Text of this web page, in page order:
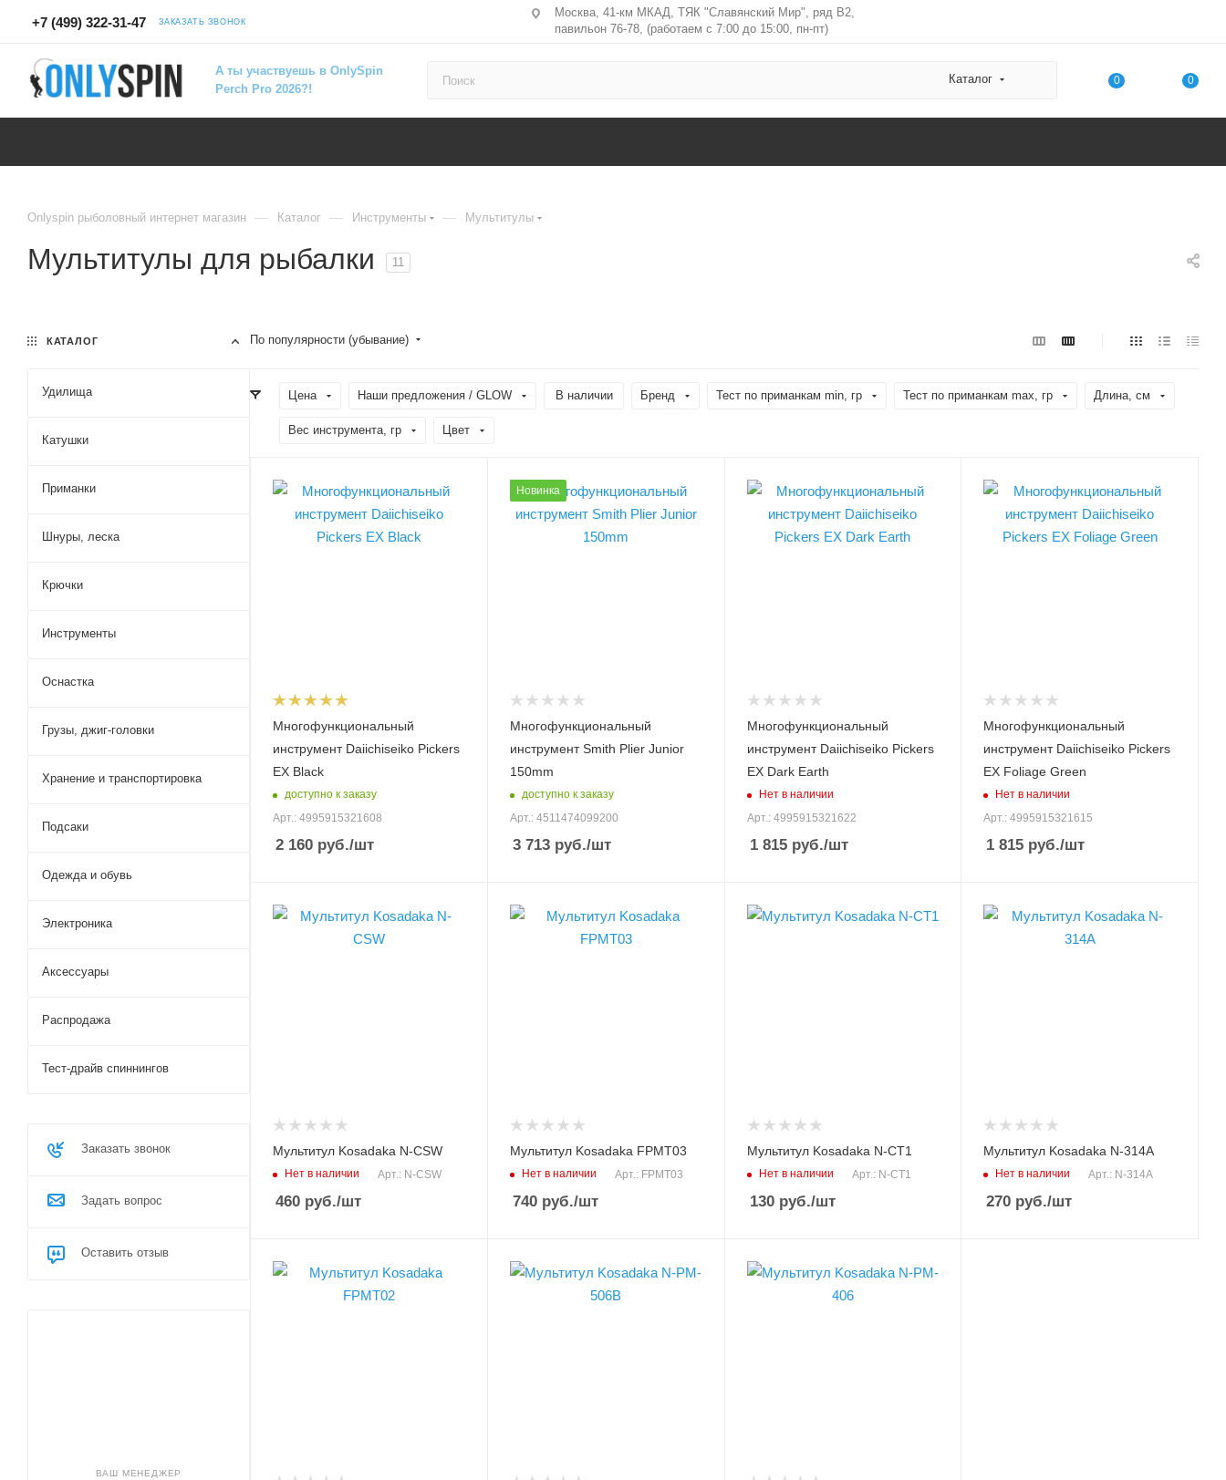
+7 (499) 322-31-47 ЗАКАЗАТЬ ЗВОНОК
Москва, 41-км МКАД, ТЯК "Славянский Мир", ряд В2,
павильон 76-78, (работаем с 7:00 до 15:00, пн-пт)
А ты участвуешь в OnlySpin
Perch Pro 2026?!
Каталог 0 0
Onlyspin рыболовный интернет магазин — Каталог — Инструменты — Мультитулы
Мультитулы для рыбалки 11
По популярности (убывание)
Цена Наши предложения / GLOW В наличии Бренд Тест по приманкам min, гр Тест по приманкам max, гр Длина, см
Вес инструмента, гр Цвет
Длина, см
Модель инструмента
Многофункциональный
инструмент Daiichiseiko Pickers
EX Black
доступно к заказу
Арт.: 4995915321608
2 160 руб./шт
Новинка
Длина, см
15
Многофункциональный
инструмент Smith Plier Junior
150mm
доступно к заказу
Арт.: 4511474099200
3 713руб./шт
Длина, см
Модель инструмента
Многофункциональный
инструмент Daiichiseiko Pickers
EX Dark Earth
Нет в наличии
Арт.: 4995915321622
1 815руб./шт
Длина, см
Модель инструмента
Многофункциональный
инструмент Daiichiseiko Pickers
EX Foliage Green
Нет в наличии
Арт.: 4995915321615
1 815 руб./шт
Материал
Мультитул Kosadaka N-CSW
Нет в наличии Арт.: N-CSW
460 руб./шт
Длина, см
Мультитул Kosadaka FPMT03
Нет в наличии Арт.: FPMT03
740руб./шт
Материал
Мультитул Kosadaka N-CT1
Нет в наличии Арт.: N-CT1
130руб./шт
Длина, см
Мультитул Kosadaka N-314A
Нет в наличии Арт.: N-314A
270 руб./шт
Длина, см Длина, см Длина, см
КАТАЛОГ
Удилища
Катушки
Приманки
Шнуры, леска
Крючки
Инструменты
Оснастка
Грузы, джиг-головки
Хранение и транспортировка
Подсаки
Одежда и обувь
Электроника
Аксессуары
Распродажа
Тест-драйв спиннингов
Заказать звонок
Задать вопрос
Оставить отзыв
ВАШ МЕНЕДЖЕР